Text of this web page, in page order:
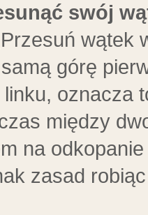
swój
wątek
górę
oznacza
między
na
zasad